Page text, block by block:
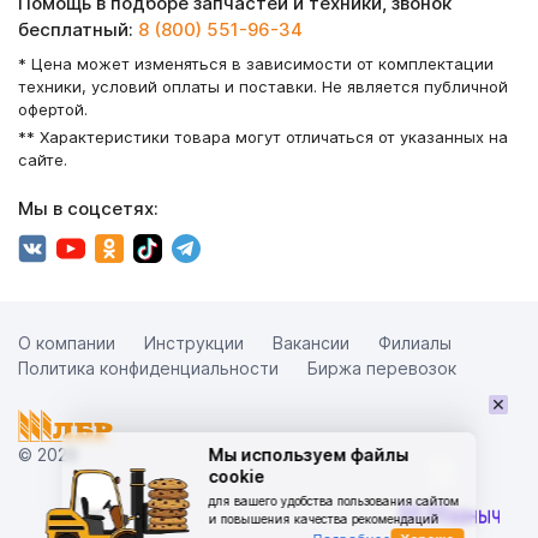
Мы используем файлы
cookie
для вашего удобства пользования сайтом
и повышения качества рекомендаций
бесплатный: 8 (800) 551-96-34
* Цена может изменяться в зависимости от комплектации
техники, условий оплаты и поставки. Не является публичной
офертой.
** Характеристики товара могут отличаться от указанных на
сайте.
Мы в соцсетях:
© 2026
О компании Инструкции Вакансии
Филиалы
Политика конфиденциальности
Биржа перевозок
×